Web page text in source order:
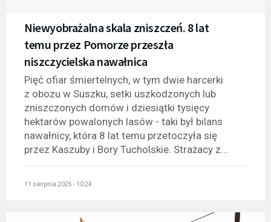
Niewyobrażalna skala zniszczeń. 8 lat
temu przez Pomorze przeszła
niszczycielska nawałnica
Pięć ofiar śmiertelnych, w tym dwie harcerki
z obozu w Suszku, setki uszkodzonych lub
zniszczonych domów i dziesiątki tysięcy
hektarów powalonych lasów - taki był bilans
nawałnicy, która 8 lat temu przetoczyła się
przez Kaszuby i Bory Tucholskie. Strażacy z...
11 sierpnia 2025 - 10:24